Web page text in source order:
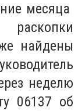
месяца
раскопки
найдены
неделю
06137 об